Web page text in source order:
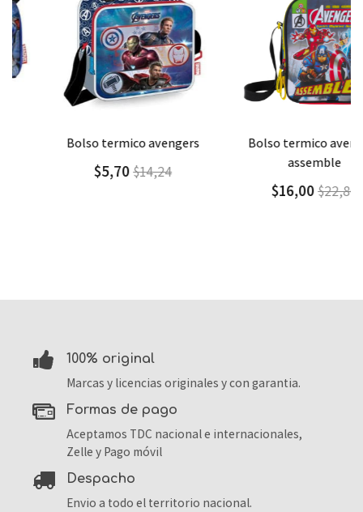
Agregar Detalle
bolso termico avengers
$14,24
Agregar Detalle
assemble
$16,00$22,86
100% original
Marcas y licencias originales y con garantia.
formas de pago
Aceptamos TDC nacional e internacionales,
Zelle y Pago móvil
despacho
Envio a todo el territorio nacional.